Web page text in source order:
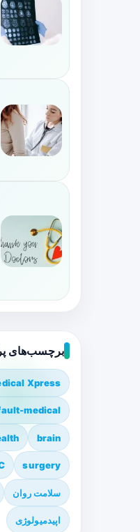
برچسب‌های
Xpress
medical
brain
surgery
سلامت روان
اپیدمیولوژی